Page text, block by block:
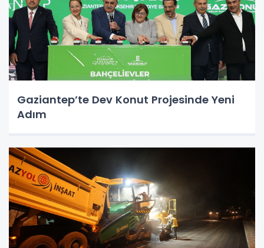
Gaziantep’te Dev Konut Projesinde Yeni
Adım